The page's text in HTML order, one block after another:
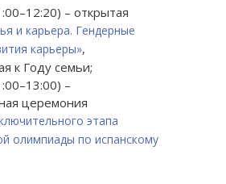
– открытая
и карьера. Гендерные
карьеры»,
к Году семьи;
–
церемония
этапа
олимпиады по испанскому